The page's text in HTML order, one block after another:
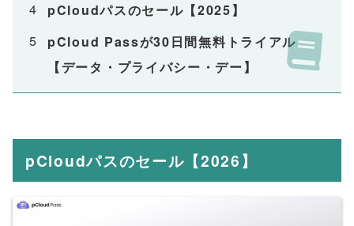
pCloudパスのセール【2025】
pCloud Passが30日間無料トライアル
【データ・プライバシー・デー】
pCloudパスのセール【2026】